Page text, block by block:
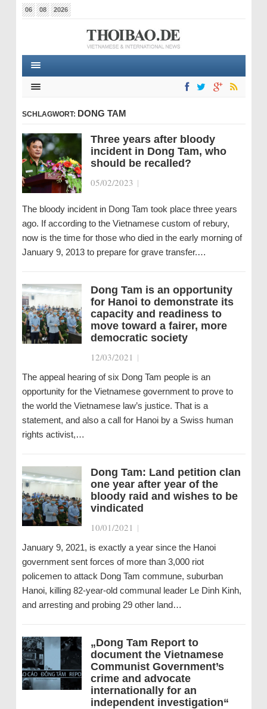
06 08 2026
SCHLAGWORT: DONG TAM
Three years after bloody
incident in Dong Tam, who
should be recalled?
05/02/2023 |
The bloody incident in Dong Tam took place three years
ago. If according to the Vietnamese custom of rebury,
now is the time for those who died in the early morning of
January 9, 2013 to prepare for grave transfer.…
Dong Tam is an opportunity
for Hanoi to demonstrate its
capacity and readiness to
move toward a fairer, more
democratic society
12/03/2021 |
The appeal hearing of six Dong Tam people is an
opportunity for the Vietnamese government to prove to
the world the Vietnamese law’s justice. That is a
statement, and also a call for Hanoi by a Swiss human
rights activist,…
Dong Tam: Land petition clan
one year after year of the
bloody raid and wishes to be
vindicated
10/01/2021 |
January 9, 2021, is exactly a year since the Hanoi
government sent forces of more than 3,000 riot
policemen to attack Dong Tam commune, suburban
Hanoi, killing 82-year-old communal leader Le Dinh Kinh,
and arresting and probing 29 other land…
„Dong Tam Report to
document the Vietnamese
Communist Government’s
crime and advocate
internationally for an
independent investigation“